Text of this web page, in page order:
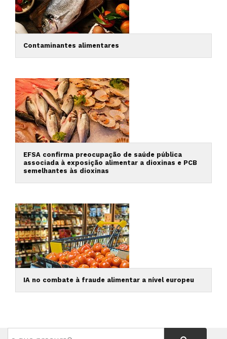
Contaminantes alimentares
EFSA confirma preocupação de saúde pública
associada à exposição alimentar a dioxinas e PCB
semelhantes às dioxinas
IA no combate à fraude alimentar a nível europeu